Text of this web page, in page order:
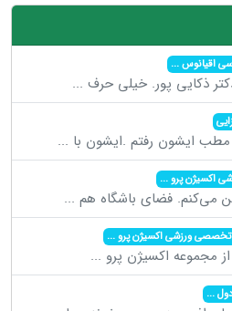
اقیانوس...
ذکایی پور. خیلی حرف ...
ایشون رفتم .ایشون با ...
اکسیژن پرو...
می‌کنم. فضای باشگاه هم ...
تخصصی ورزشی اکسیژن پرو...
مجموعه اکسیژن پرو ...
...